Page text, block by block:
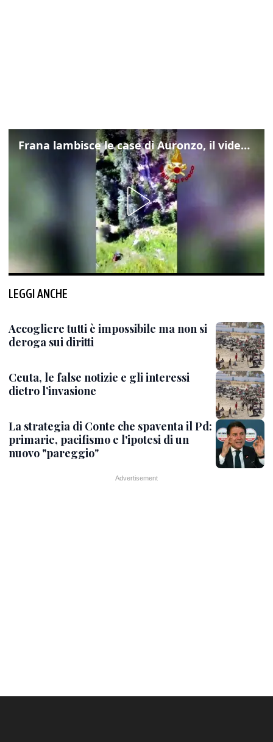
Frana lambisce le case di Auronzo, il video dall'elicottero dei vigili del fuoco
LEGGI ANCHE
Accogliere tutti è impossibile ma non si
deroga sui diritti
Ceuta, le false notizie e gli interessi
dietro l’invasione
La strategia di Conte che spaventa il Pd:
primarie, pacifismo e l'ipotesi di un
nuovo "pareggio"